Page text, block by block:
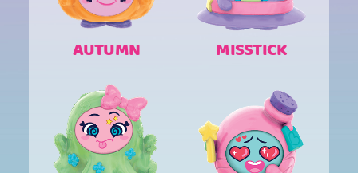
AUTUMN MISSTICK